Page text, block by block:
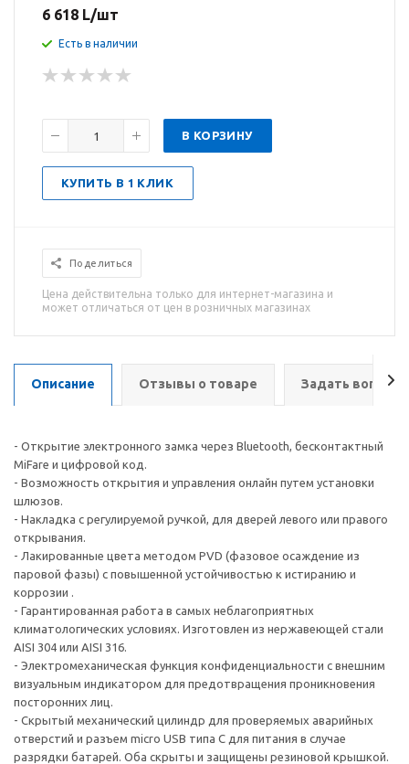
6 618 L/шт
Есть в наличии
В КОРЗИНУ
КУПИТЬ В 1 КЛИК
Поделиться
Цена действительна только для интернет-магазина и
может отличаться от цен в розничных магазинах
Описание Отзывы о товаре Задать вопрос
- Открытие электронного замка через Bluetooth, бесконтактный
MiFare и цифровой код.
- Возможность открытия и управления онлайн путем установки
шлюзов.
- Накладка с регулируемой ручкой, для дверей левого или правого
открывания.
- Лакированные цвета методом PVD (фазовое осаждение из
паровой фазы) с повышенной устойчивостью к истиранию и
коррозии .
- Гарантированная работа в самых неблагоприятных
климатологических условиях. Изготовлен из нержавеющей стали
AISI 304 или AISI 316.
- Электромеханическая функция конфиденциальности с внешним
визуальным индикатором для предотвращения проникновения
посторонних лиц.
- Скрытый механический цилиндр для проверяемых аварийных
отверстий и разъем micro USB типа C для питания в случае
разрядки батарей. Оба скрыты и защищены резиновой крышкой.